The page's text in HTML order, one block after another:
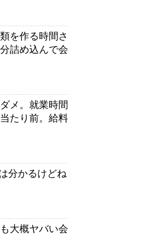
を作る時間さ
詰め込んで会
メ。就業時間
たり前。給料
分かるけどね
大概ヤバい会